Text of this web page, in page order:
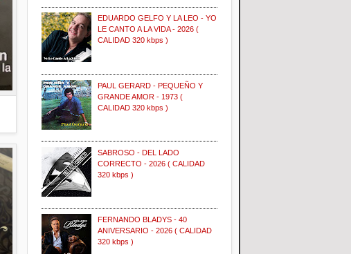
EDUARDO GELFO Y LA LEO - YO
LE CANTO A LA VIDA - 2026 (
CALIDAD 320 kbps )
PAUL GERARD - PEQUEÑO Y
GRANDE AMOR - 1973 (
CALIDAD 320 kbps )
SABROSO - DEL LADO
CORRECTO - 2026 ( CALIDAD
320 kbps )
FERNANDO BLADYS - 40
ANIVERSARIO - 2026 ( CALIDAD
320 kbps )